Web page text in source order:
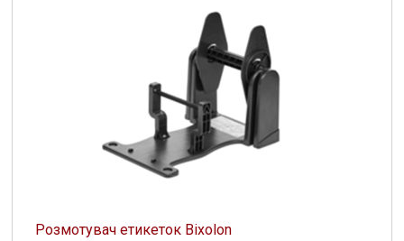
Розмотувач етикеток Bixolon